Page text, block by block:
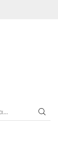
SEARCH